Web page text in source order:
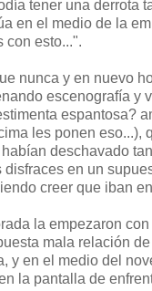
tener una derrota
en el medio de la
con esto...".
nunca y en nuevo
escenografía y
espantosa?
les ponen eso...),
deschavado
disfraces en un
creer que iban
la empezaron
mala relación
y en el medio del
la pantalla de